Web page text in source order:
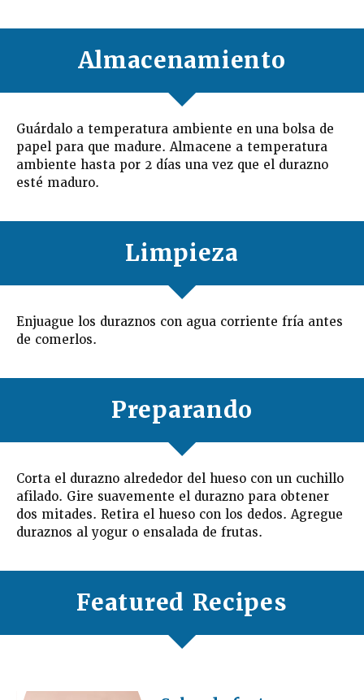
Almacenamiento
Guárdalo a temperatura ambiente en una bolsa de
papel para que madure. Almacene a temperatura
ambiente hasta por 2 días una vez que el durazno
esté maduro.
Limpieza
Enjuague los duraznos con agua corriente fría antes
de comerlos.
Preparando
Corta el durazno alrededor del hueso con un cuchillo
afilado. Gire suavemente el durazno para obtener
dos mitades. Retira el hueso con los dedos. Agregue
duraznos al yogur o ensalada de frutas.
Featured Recipes